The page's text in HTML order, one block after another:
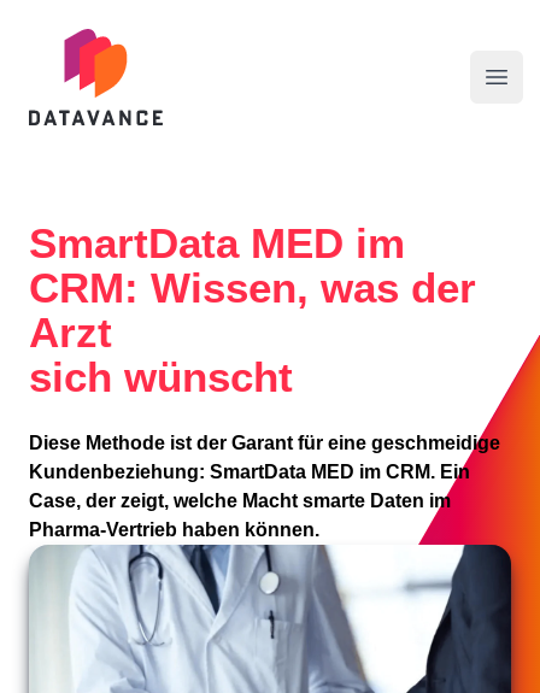
datavance GmbH
SmartData MED im
CRM: Wissen, was der
Arzt
sich wünscht
Diese Methode ist der Garant für eine geschmeidige
Kundenbeziehung: SmartData MED im CRM. Ein
Case, der zeigt, welche Macht smarte Daten im
Pharma-Vertrieb haben können.